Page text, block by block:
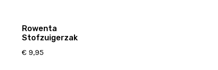
Rowenta
Stofzuigerzak
€ 9,95